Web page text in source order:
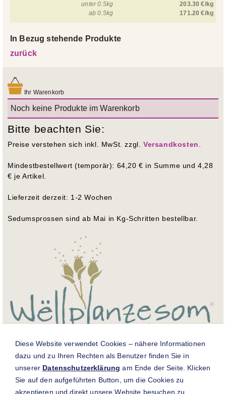
unter 0.5kg
203.30 €/kg
ab 0.5kg
171.20 €/kg
In Bezug stehende Produkte
zurück
Ihr Warenkorb
Noch keine Produkte im Warenkorb
Bitte beachten Sie:
Preise verstehen sich inkl. MwSt. zzgl. Versandkosten
Mindestbestellwert (temporär): 64,20 € in Summe und 4,28
€ je Artikel.
Lieferzeit derzeit: 1-2 Wochen
Sedumsprossen sind ab Mai in Kg-Schritten bestellbar.
Für weitere Informationen zur luxemburgischen
Wildpflanzensaatgut-Produktion und Zertifizierung
„Wëllplanzesom Lëtzebuerg“ besuchen Siewww.wellplanzen.lu
Diese Website verwendet Cookies – nähere Informationen
dazu und zu Ihren Rechten als Benutzer finden Sie in
unserer Datenschutzerklärung am Ende der Seite. Klicken
Sie auf den aufgeführten Button, um die Cookies zu
akzeptieren und direkt unsere Website besuchen zu